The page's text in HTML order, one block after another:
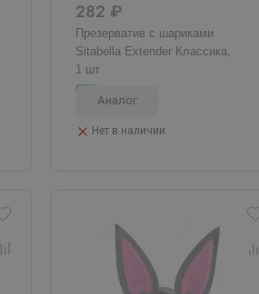
282 ₽
Презерватив с шариками
Sitabella Extender Классика,
1 шт
Аналог
Нет в наличии